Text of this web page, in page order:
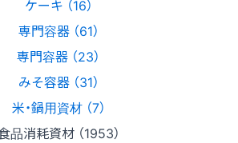
ケーキ （16）
専門容器 （61）
専門容器 （23）
みそ容器 （31）
米・鍋用資材 （7）
品消耗資材 （1953）